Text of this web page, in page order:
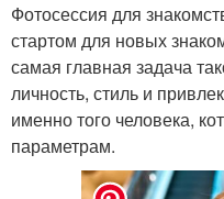
Фотосессия для
стартом для новых
самая главная задача
личность, стиль и
именно того человека,
параметрам.